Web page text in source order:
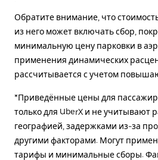
Обратите внимание, что
из него может включать сбор,
минимальную цену парковки в
применения динамических
рассчитывается с учетом
*Приведённые цены для
только для UberX и не учитывают
географией, задержками из-за
другими факторами. Могут
тарифы и минимальные сборы.